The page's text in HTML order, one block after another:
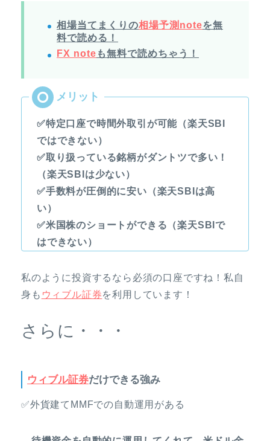
相場当てまくりの相場予測noteを無
料で読める！
FX note も無料で読めちゃう！
✅特定口座で時間外取引が可能（楽天SBI
ではできない）
✅取り扱っている銘柄がダントツで多い！
（楽天SBIは少ない）
✅手数料が圧倒的に安い（楽天SBIは高
い）
✅米国株のショートができる（楽天SBIで
はできない）
私のように投資するなら必須の口座ですね！私自
身も ウィブル証券を利用しています！
さらに・・・
ウィブル証券だけできる強み
✅外貨建てMMFでの自動運用がある